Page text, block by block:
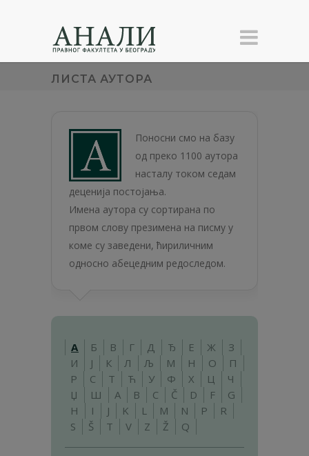
ЛИСТА АУТОРА
Поносни смо на базу
од преко 1100 аутора
насталу током седам
деценија постојања.
Имена аутора су сортирана по
првом слову презимена на писму у
коме су заведени, ћириличним
односно абецедним редоследом.
А Б В Г Д Ђ Е Ж
З
И
Ј К Л Љ М Н О
П
Р
С Т Ћ У Ф Х Ц
Ч
Џ
Ш A B C Č D F
G
H
I J K L M N P
R
S
Š T V Z Ž Q